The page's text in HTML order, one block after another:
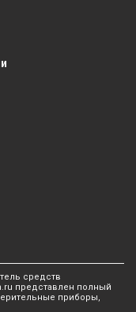
средств
представлен полный
приборы,